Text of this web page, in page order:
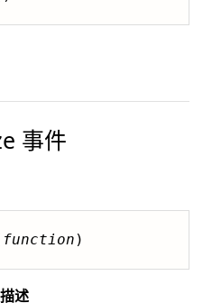
事件
function )
描述